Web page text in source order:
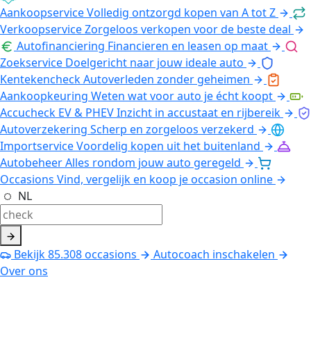
AankoopserviceVolledig ontzorgd kopen van A tot Z
VerkoopserviceZorgeloos verkopen voor de beste deal
Autofinanciering Financieren en leasen op maat
Zoekservice Doelgericht naar jouw ideale auto
KentekencheckAutoverleden zonder geheimen
Aankoopkeuring Weten wat voor auto je écht koopt
Accucheck EV & PHEVInzicht in accustaat en rijbereik
Autoverzekering Scherp en zorgeloos verzekerd
ImportserviceVoordelig kopen uit het buitenland
AutobeheerAlles rondom jouw auto geregeld
Occasions Vind, vergelijk en koop je occasion online
NL
Bekijk85.308occasions
Autocoach inschakelen
Over ons